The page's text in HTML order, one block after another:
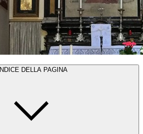
INDICE DELLA PAGINA